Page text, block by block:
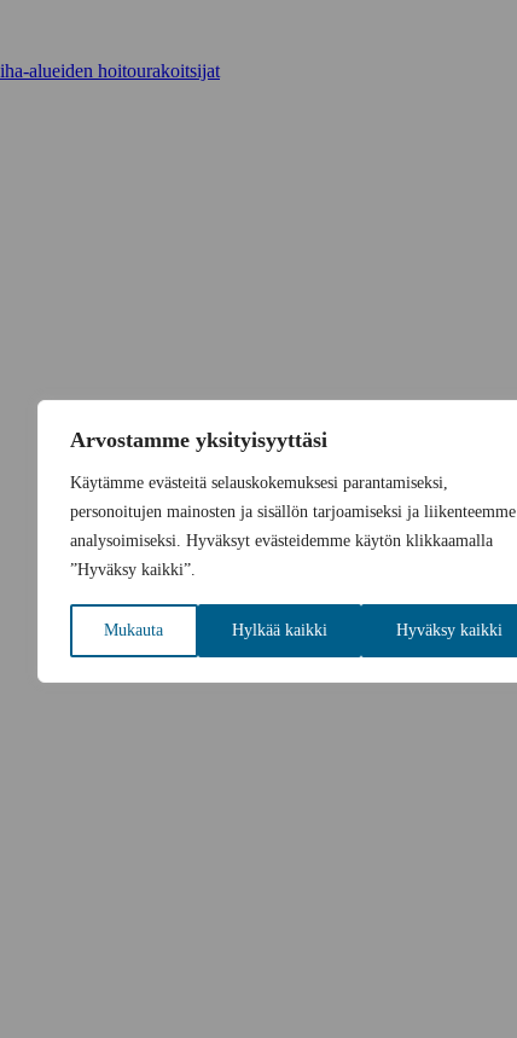
Arvostamme yksityisyyttäsi
Käytämme evästeitä selauskokemuksesi parantamiseksi,
personoitujen mainosten ja sisällön tarjoamiseksi ja liikenteemme
analysoimiseksi. Hyväksyt evästeidemme käytön klikkaamalla
”Hyväksy kaikki”.
Mukauta Hylkää kaikki Hyväksy kaikki
alueiden hoitourakoitsijat